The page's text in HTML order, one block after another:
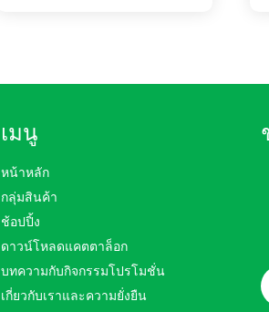
เมนู
หน้าหลัก
กลุ่มสินค้า
ช้อปปิ้ง
ดาวน์โหลดแคตตาล็อก
บทความกับกิจกรรมโปรโมชั่น
เกี่ยวกับเราและความยั่งยืน